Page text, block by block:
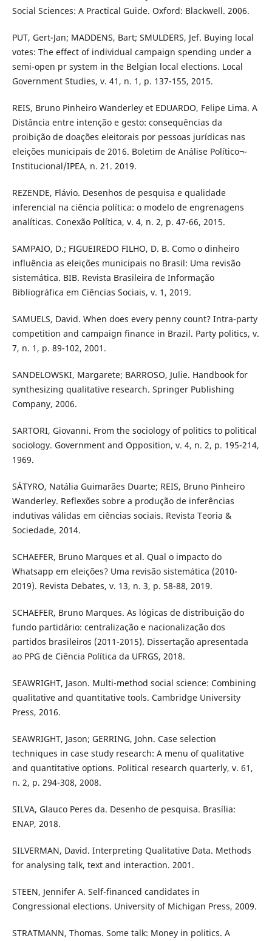
Social Sciences: A Practical Guide. Oxford: Blackwell. 2006.
PUT, Gert-Jan; MADDENS, Bart; SMULDERS, Jef. Buying local
votes: The effect of individual campaign spending under a
semi-open pr system in the Belgian local elections. Local
Government Studies, v. 41, n. 1, p. 137-155, 2015.
REIS, Bruno Pinheiro Wanderley et EDUARDO, Felipe Lima. A
Distância entre intenção e gesto: consequências da
proibição de doações eleitorais por pessoas jurídicas nas
eleições municipais de 2016. Boletim de Análise Político¬-
Institucional/IPEA, n. 21. 2019.
REZENDE, Flávio. Desenhos de pesquisa e qualidade
inferencial na ciência política: o modelo de engrenagens
analíticas. Conexão Política, v. 4, n. 2, p. 47-66, 2015.
SAMPAIO, D.; FIGUEIREDO FILHO, D. B. Como o dinheiro
influência as eleições municipais no Brasil: Uma revisão
sistemática. BIB. Revista Brasileira de Informação
Bibliográfica em Ciências Sociais, v. 1, 2019.
SAMUELS, David. When does every penny count? Intra-party
competition and campaign finance in Brazil. Party politics, v.
7, n. 1, p. 89-102, 2001.
SANDELOWSKI, Margarete; BARROSO, Julie. Handbook for
synthesizing qualitative research. Springer Publishing
Company, 2006.
SARTORI, Giovanni. From the sociology of politics to political
sociology. Government and Opposition, v. 4, n. 2, p. 195-214,
1969.
SÁTYRO, Natália Guimarães Duarte; REIS, Bruno Pinheiro
Wanderley. Reflexões sobre a produção de inferências
indutivas válidas em ciências sociais. Revista Teoria &
Sociedade, 2014.
SCHAEFER, Bruno Marques et al. Qual o impacto do
Whatsapp em eleições? Uma revisão sistemática (2010-
2019). Revista Debates, v. 13, n. 3, p. 58-88, 2019.
SCHAEFER, Bruno Marques. As lógicas de distribuição do
fundo partidário: centralização e nacionalização dos
partidos brasileiros (2011-2015). Dissertação apresentada
ao PPG de Ciência Política da UFRGS, 2018.
SEAWRIGHT, Jason. Multi-method social science: Combining
qualitative and quantitative tools. Cambridge University
Press, 2016.
SEAWRIGHT, Jason; GERRING, John. Case selection
techniques in case study research: A menu of qualitative
and quantitative options. Political research quarterly, v. 61,
n. 2, p. 294-308, 2008.
SILVA, Glauco Peres da. Desenho de pesquisa. Brasília:
ENAP, 2018.
SILVERMAN, David. Interpreting Qualitative Data. Methods
for analysing talk, text and interaction. 2001.
STEEN, Jennifer A. Self-financed candidates in
Congressional elections. University of Michigan Press, 2009.
STRATMANN, Thomas. Some talk: Money in politics. A